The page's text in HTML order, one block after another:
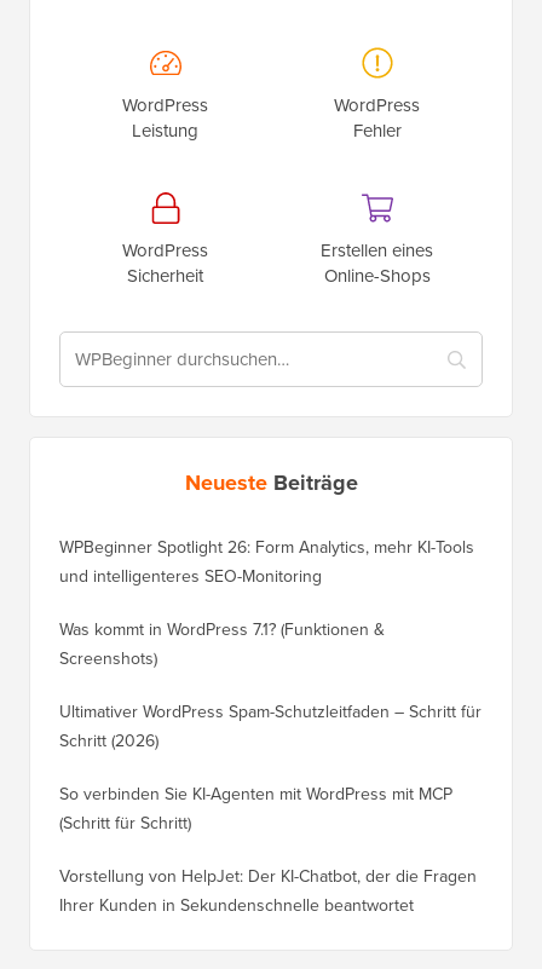
WordPress
Leistung
WordPress
Fehler
WordPress
Sicherheit
Erstellen eines
Online-Shops
Neueste Beiträge
WPBeginner Spotlight 26: Form Analytics, mehr KI-Tools
und intelligenteres SEO-Monitoring
Was kommt in WordPress 7.1? (Funktionen &
Screenshots)
Ultimativer WordPress Spam-Schutzleitfaden – Schritt für
Schritt (2026)
So verbinden Sie KI-Agenten mit WordPress mit MCP
(Schritt für Schritt)
Vorstellung von HelpJet: Der KI-Chatbot, der die Fragen
Ihrer Kunden in Sekundenschnelle beantwortet